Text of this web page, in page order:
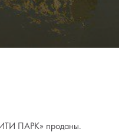
ПАРК» проданы.